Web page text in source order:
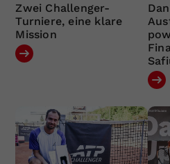
Zwei Challenger-
Turniere, eine klare
Mission